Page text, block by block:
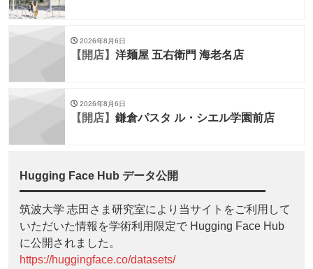
2026年8月6日
【開店】 洋麺屋 五右衛門 海老名店
2026年8月6日
【開店】 鎌倉パスタ ル・シエル学園前店
Hugging Face Hub データ公開
筑波大学 志田さま研究室により当サイトをご利用して
いただいた情報を学術利用限定で Hugging Face Hub
に公開されました。
https://huggingface.co/datasets/